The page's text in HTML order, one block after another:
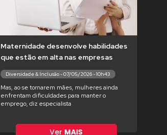
Maternidade desenvolve habilidades
que estão em alta nas empresas
Diversidade & Inclusão - 07/05/2026 - 10h43
Mas, ao se tornarem mães, mulheres ainda
enfrentam dificuldades para manter o
emprego, diz especialista
Ver MAIS